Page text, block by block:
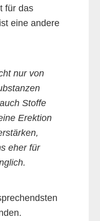
für das
eine andere
nur von
Stoffe
Erektion
eher für